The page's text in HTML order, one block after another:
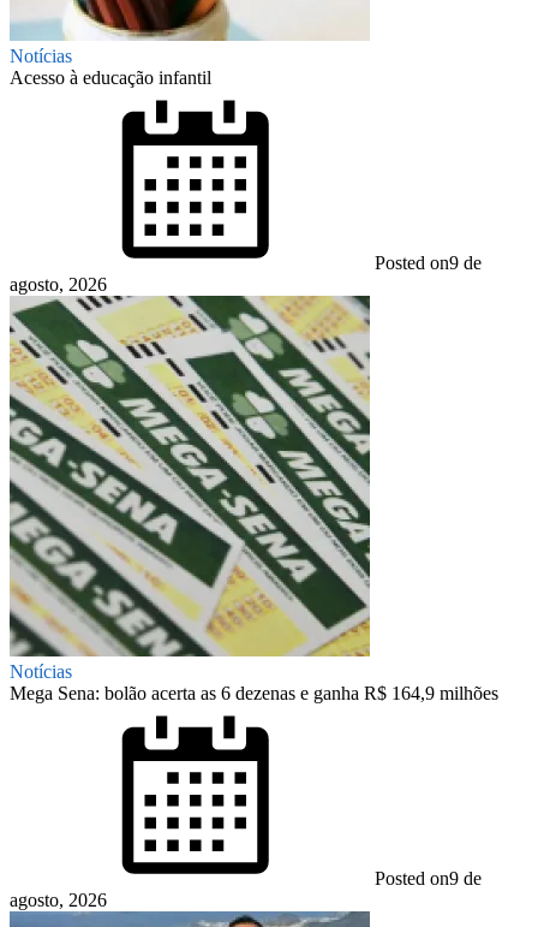
Notícias
Acesso à educação infantil
Posted on9 de
agosto, 2026
Notícias
Mega Sena: bolão acerta as 6 dezenas e ganha R$ 164,9 milhões
Posted on9 de
agosto, 2026